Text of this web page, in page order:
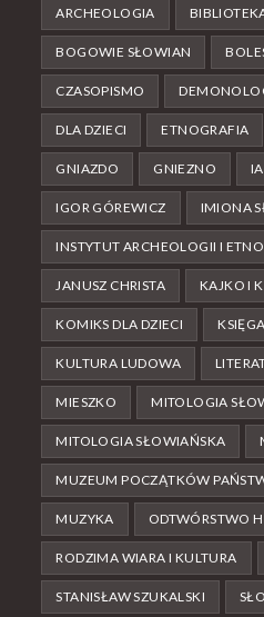
ARCHEOLOGIA
BOGOWIE SŁOWIAN
CZASOPISMO
DLA DZIECI ETNOGRAFIA
GNIAZDO GNIEZNO
IGOR GÓREWICZ IMIONA
INSTYTUT ARCHEOLOGII I
JANUSZ CHRISTA KAJKO I
KOMIKS DLA DZIECI
KULTURA LUDOWA
MIESZKO MITOLOGIA
MITOLOGIA SŁOWIAŃSKA
MUZEUM POCZĄTKÓW
MUZYKA ODTWÓRSTWO
RODZIMA WIARA I KULTURA
STANISŁAW SZUKALSKI